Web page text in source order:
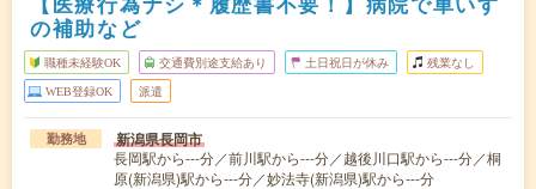
の補助など
職種未経験OK 交通費別途支給あり 土日祝日が休み 残業なし
WEB登録OK 派遣
勤務地 新潟県長岡市
長岡駅から---分／前川駅から---分／越後川口駅から---分／桐
原(新潟県)駅から---分／妙法寺(新潟県)駅から---分